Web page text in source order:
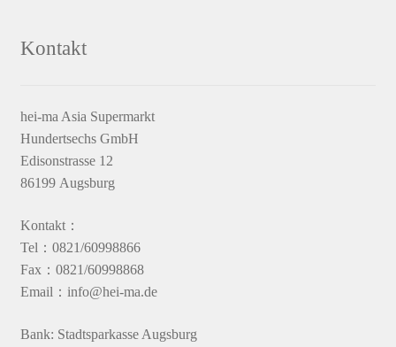
Kontakt
hei-ma Asia Supermarkt
Hundertsechs GmbH
Edisonstrasse 12
86199 Augsburg
Kontakt：
Tel：0821/60998866
Fax：0821/60998868
Email：info@hei-ma.de
Bank: Stadtsparkasse Augsburg